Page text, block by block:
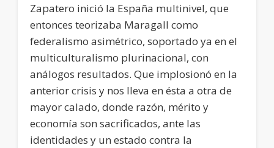
Zapatero inició la España multinivel, que
entonces teorizaba Maragall como
federalismo asimétrico, soportado ya en el
multiculturalismo plurinacional, con
análogos resultados. Que implosionó en la
anterior crisis y nos lleva en ésta a otra de
mayor calado, donde razón, mérito y
economía son sacrificados, ante las
identidades y un estado contra la